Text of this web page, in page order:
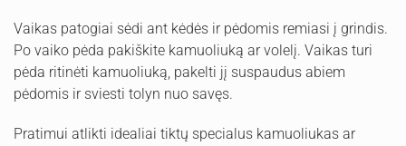
Vaikas patogiai sėdi ant kėdės ir pėdomis remiasi į grindis.
Po vaiko pėda pakiškite kamuoliuką ar volelį. Vaikas turi
pėda ritinėti kamuoliuką, pakelti jį suspaudus abiem
pėdomis ir sviesti tolyn nuo savęs.
Pratimui atlikti idealiai tiktų specialus kamuoliukas ar